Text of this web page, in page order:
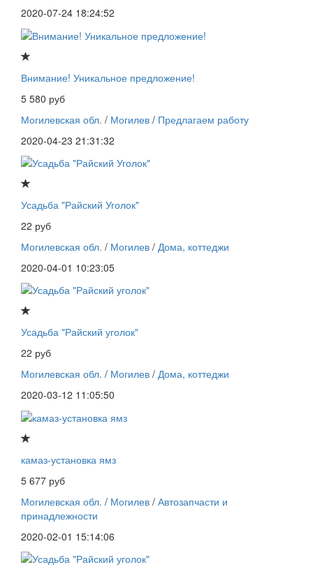
2020-07-24 18:24:52
Внимание! Уникальное предложение!
5 580 руб
Могилевская обл. / Могилев / Предлагаем работу
2020-04-23 21:31:32
Усадьба "Райский Уголок"
22 руб
Могилевская обл. / Могилев / Дома, коттеджи
2020-04-01 10:23:05
Усадьба "Райский уголок"
22 руб
Могилевская обл. / Могилев / Дома, коттеджи
2020-03-12 11:05:50
камаз-установка ямз
5 677 руб
Могилевская обл. / Могилев / Автозапчасти и
принадлежности
2020-02-01 15:14:06